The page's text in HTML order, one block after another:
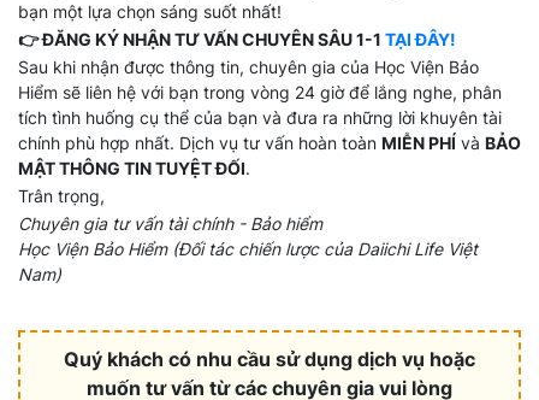
bạn một lựa chọn sáng suốt nhất!
👉 ĐĂNG KÝ NHẬN TƯ VẤN CHUYÊN SÂU 1-1 TẠI ĐÂY!
Sau khi nhận được thông tin, chuyên gia của Học Viện Bảo
Hiểm sẽ liên hệ với bạn trong vòng 24 giờ để lắng nghe, phân
tích tình huống cụ thể của bạn và đưa ra những lời khuyên tài
chính phù hợp nhất. Dịch vụ tư vấn hoàn toàn MIỄN PHÍ và BẢO
MẬT THÔNG TIN TUYỆT ĐỐI.
Trân trọng,
Chuyên gia tư vấn tài chính - Bảo hiểm
Học Viện Bảo Hiểm (Đối tác chiến lược của Daiichi Life Việt
Nam)
Quý khách có nhu cầu sử dụng dịch vụ hoặc
muốn tư vấn từ các chuyên gia vui lòng